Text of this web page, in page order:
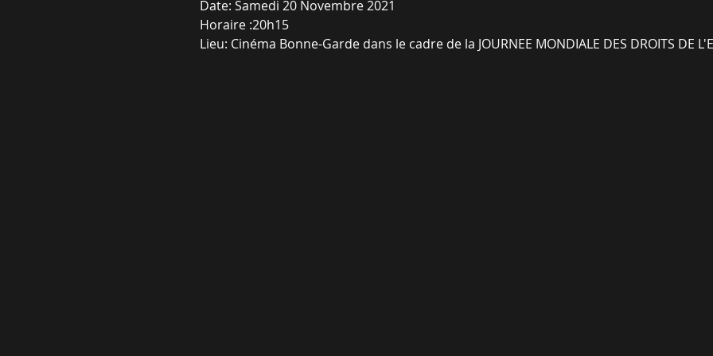
Date: Samedi 20 Novembre 2021
Horaire :20h15
Lieu: Cinéma Bonne-Garde dans le cadre de la JOURNEE MONDIALE DES DROITS DE